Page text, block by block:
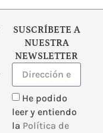
SUSCRÍBETE A
NUESTRA
NEWSLETTER
He podido
leer y entiendo
la Política de